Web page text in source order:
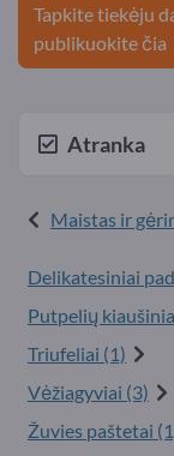
Tapkite tiekėju
publikuokite čia
Atranka
Maistas ir
Delikatesiniai
Putpelių
Triufeliai (1)
Vėžiagyviai (3)
Žuvies paštetai